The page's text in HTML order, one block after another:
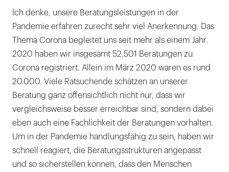
Ich denke, unsere Beratungsleistungen in der
Pandemie erfahren zurecht sehr viel Anerkennung. Das
Thema Corona begleitet uns seit mehr als einem Jahr.
2020 haben wir insgesamt 52.501 Beratungen zu
Corona registriert. Allein im März 2020 waren es rund
20.000. Viele Ratsuchende schätzen an unserer
Beratung ganz offensichtlich nicht nur, dass wir
vergleichsweise besser erreichbar sind, sondern dabei
eben auch eine Fachlichkeit der Beratungen vorhalten.
Um in der Pandemie handlungsfähig zu sein, haben wir
schnell reagiert, die Beratungsstrukturen angepasst
und so sicherstellen können, dass den Menschen